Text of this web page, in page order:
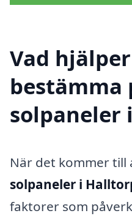
Vad
bestämma
solpaneler
När det kommer till
solpaneler i
faktorer som